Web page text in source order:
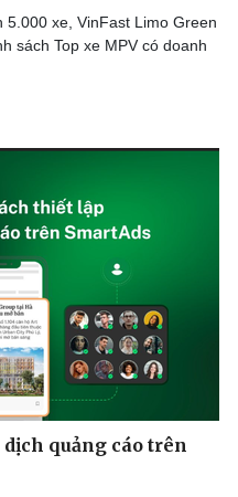
xe, VinFast Limo Green
sách Top xe MPV có doanh
quảng cáo trên